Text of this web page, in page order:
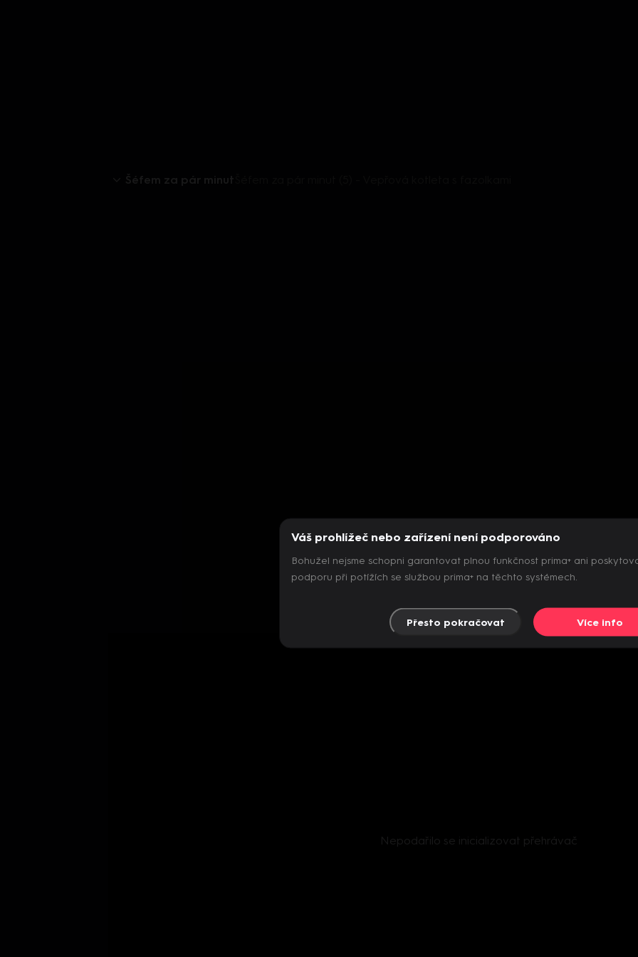
Nepodařilo se inicializovat přehrávač
Váš prohlížeč nebo zařízení není podporováno
Bohužel nejsme schopni garantovat plnou funkčnost prima+ ani
podporu při potížích se službou prima+ na těchto systémech.
Přesto pokračovat Více info